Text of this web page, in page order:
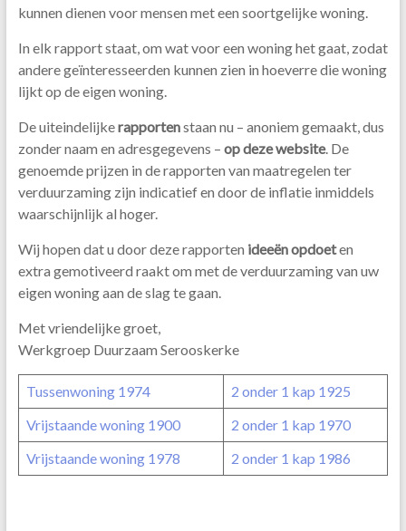
kunnen dienen voor mensen met een soortgelijke woning.
In elk rapport staat, om wat voor een woning het gaat, zodat
andere geïnteresseerden kunnen zien in hoeverre die woning
lijkt op de eigen woning.
De uiteindelijkerapportenstaan nu – anoniem gemaakt, dus
zonder naam en adresgegevens – op deze website. De
genoemde prijzen in de rapporten van maatregelen ter
verduurzaming zijn indicatief en door de inflatie inmiddels
waarschijnlijk al hoger.
Wij hopen dat u door deze rapporten ideeën opdoeten
extra gemotiveerd raakt om met de verduurzaming van uw
eigen woning aan de slag te gaan.
Met vriendelijke groet,
Werkgroep Duurzaam Serooskerke
Tussenwoning 1974
2 onder 1 kap 1925
Vrijstaande woning 1900
2 onder 1 kap 1970
Vrijstaande woning 1978
2 onder 1 kap 1986